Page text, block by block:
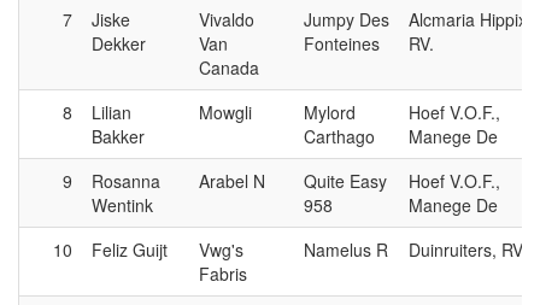
7
Jiske
Dekker
Vivaldo
Van
Canada
Jumpy Des
Fonteines
Alcmaria Hippix,
RV.
8
Lilian
Bakker
Mowgli
Mylord
Carthago
Hoef V.O.F.,
Manege De
9
Rosanna
Wentink
Arabel N
Quite Easy
958
Hoef V.O.F.,
Manege De
10
Feliz Guijt
Vwg's
Fabris
Namelus R Duinruiters, RV.